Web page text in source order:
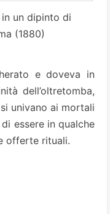
in un dipinto di
(1880)
e doveva in
dell’oltretomba,
univano ai mortali
essere in qualche
offerte rituali.